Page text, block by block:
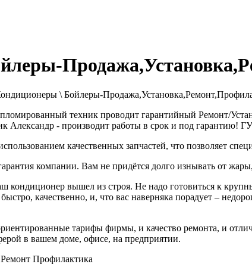
\ Бойлеры-
техник проводит гарантийный Ремонт/
Александр - производит работы в срок и под
качественных запчастей, что позволяет
компании. Вам не придётся долго изнывать от
кондиционер вышел из строя. Не надо готовиться к
качественно, и, что вас наверняка порадует –
тарифы фирмы, и качество ремонта, и
в вашем доме, офисе, на предприятии.
Профилактика